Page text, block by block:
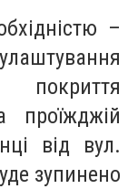
–
проїжджій
від вул.
зупинено